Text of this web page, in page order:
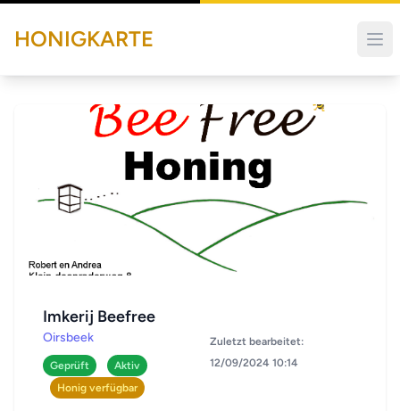
HONIGKARTE
Imkerij Beefree
Oirsbeek
Geprüft
Aktiv
Honig verfügbar
Zuletzt bearbeitet:
12/09/2024 10:14